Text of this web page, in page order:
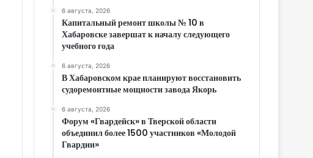
6 августа, 2026
Капитальный ремонт школы № 10 в
Хабаровске завершат к началу следующего
учебного года
6 августа, 2026
В Хабаровском крае планируют восстановить
судоремонтные мощности завода Якорь
6 августа, 2026
Форум «Гвардейск» в Тверской области
объединил более 1500 участников «Молодой
Гвардии»